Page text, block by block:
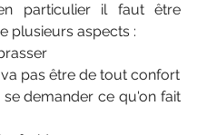
particulier il faut être
plusieurs aspects :
va pas être de tout confort